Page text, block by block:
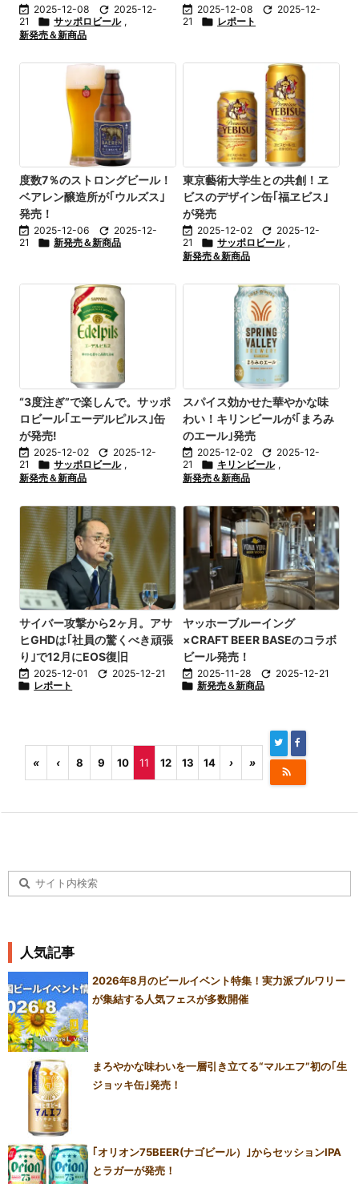
 2025-12-08  2025-12-
21
 サッポロビール ,
新発売＆新商品
 2025-12-08  2025-12-
21
 レポート
度数7％のストロングビール！
ベアレン醸造所が｢ウルズス｣
発売！
 2025-12-06  2025-12-
21
 新発売＆新商品
東京藝術大学生との共創！ヱ
ビスのデザイン缶｢福ヱビス｣
が発売
 2025-12-02  2025-12-
21
 サッポロビール ,
新発売＆新商品
“3度注ぎ”で楽しんで。サッポ
ロビール｢エーデルピルス｣缶
が発売!
 2025-12-02  2025-12-
21
 サッポロビール ,
新発売＆新商品
スパイス効かせた華やかな味
わい！キリンビールが｢まろみ
のエール｣発売
 2025-12-02  2025-12-
21
 キリンビール ,
新発売＆新商品
サイバー攻撃から2ヶ月。アサ
ヒGHDは｢社員の驚くべき頑張
り｣で12月にEOS復旧
 2025-12-01  2025-12-21
 レポート
ヤッホーブルーイング
×CRAFT BEER BASEのコラボ
ビール発売！
 2025-11-28  2025-12-21
 新発売＆新商品
« ‹ 8 9 10 11 12 13 14 › »

人気記事
2026年8月のビールイベント特集！実力派ブルワリー
が集結する人気フェスが多数開催
まろやかな味わいを一層引き立てる“マルエフ”初の｢生
ジョッキ缶｣発売！
｢オリオン75BEER(ナゴビール）｣からセッションIPA
とラガーが発売！